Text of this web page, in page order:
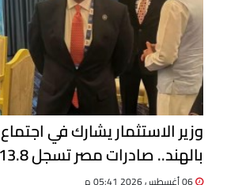
وزير الاستثمار يشارك في
بالهند.. صادرات مصر تسجل 13.8 مليار دولار